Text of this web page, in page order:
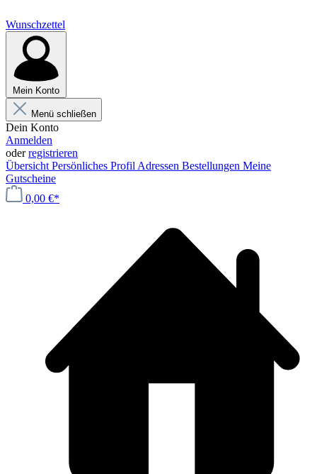
Wunschzettel
Mein Konto
Menü schließen
Dein Konto
Anmelden
oderregistrieren
Übersicht Persönliches Profil Adressen Bestellungen Meine
Gutscheine
0,00 €*